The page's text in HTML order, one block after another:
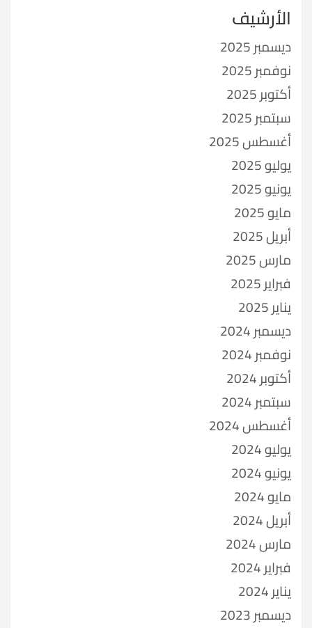
الأرشيف
ديسمبر 2025
نوفمبر 2025
أكتوبر 2025
سبتمبر 2025
أغسطس 2025
يوليو 2025
يونيو 2025
مايو 2025
أبريل 2025
مارس 2025
فبراير 2025
يناير 2025
ديسمبر 2024
نوفمبر 2024
أكتوبر 2024
سبتمبر 2024
أغسطس 2024
يوليو 2024
يونيو 2024
مايو 2024
أبريل 2024
مارس 2024
فبراير 2024
يناير 2024
ديسمبر 2023